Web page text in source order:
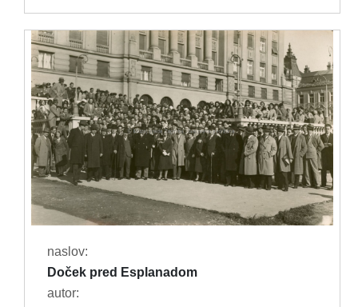
naslov:
Doček pred Esplanadom
autor: